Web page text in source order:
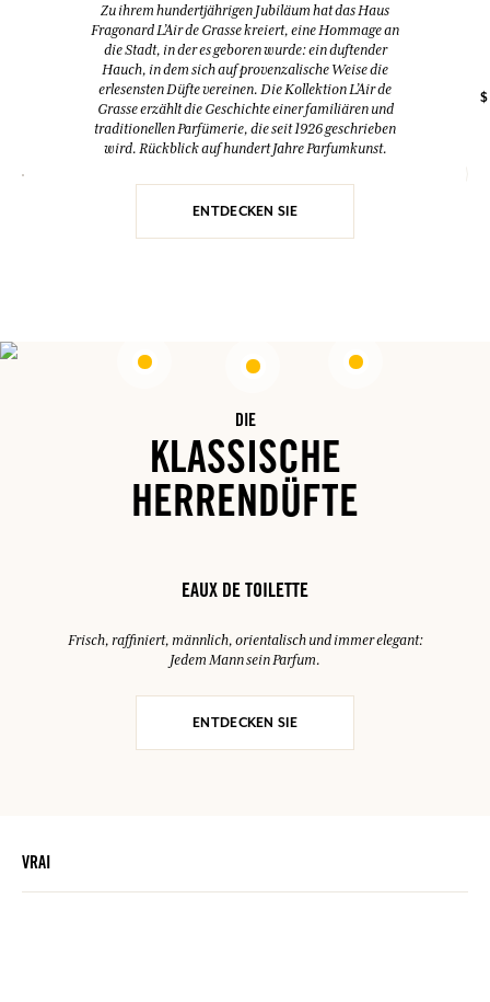
Eau de Parfum
140 g
Lavendel
$ 11.00 $
Zu ihrem hundertjährigen Jubiläum hat das Haus
Fragonard L’Air de Grasse kreiert, eine Hommage an
die Stadt, in der es geboren wurde: ein duftender
Hauch, in dem sich auf provenzalische Weise die
erlesensten Düfte vereinen. Die Kollektion L’Air de
Grasse erzählt die Geschichte einer familiären und
traditionellen Parfümerie, die seit 1926 geschrieben
wird. Rückblick auf hundert Jahre Parfumkunst.
ENTDECKEN SIE
DIE
KLASSISCHE
HERRENDÜFTE
EAUX DE TOILETTE
Frisch, raffiniert, männlich, orientalisch und immer elegant:
Jedem Mann sein Parfum.
ENTDECKEN SIE
VRAI